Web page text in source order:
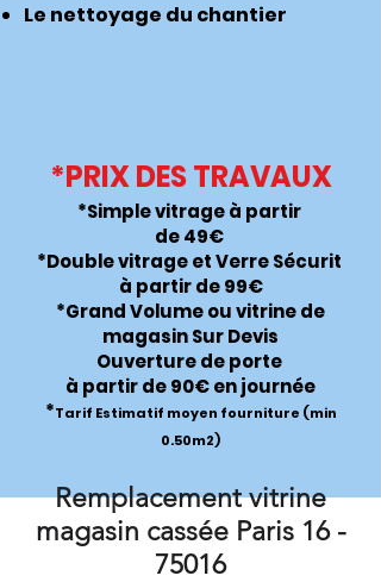
Le nettoyage du chantier
*PRIX DES TRAVAUX
*Simple vitrage à partir
de 49€
*Double vitrage et Verre Sécurit
à partir de 99€
*Grand Volume ou vitrine de
magasin Sur Devis
Ouverture de porte
à partir de 90€ en journée
*Tarif Estimatif moyen fourniture (min
0.50m2)
Remplacement vitrine
magasin cassée Paris 16 -
75016